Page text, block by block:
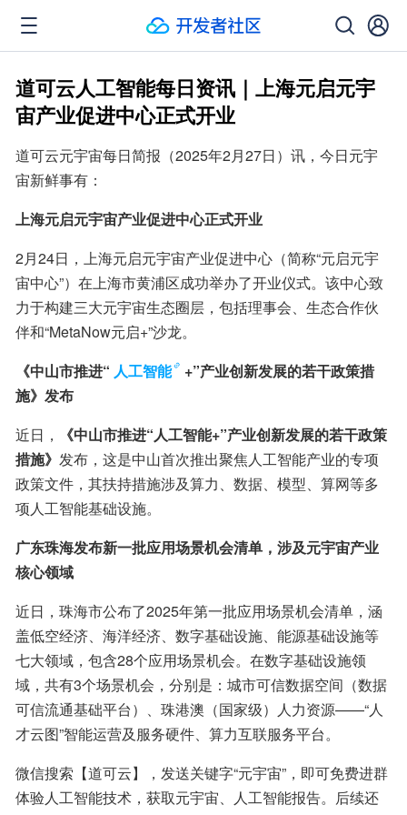
道可云人工智能每日资讯｜上海元启元宇
宙产业促进中心正式开业
道可云元宇宙每日简报（2025年2月27日）讯，今日元宇
宙新鲜事有：
上海元启元宇宙产业促进中心正式开业
2月24日，上海元启元宇宙产业促进中心（简称“元启元宇
宙中心”）在上海市黄浦区成功举办了开业仪式。该中心致
力于构建三大元宇宙生态圈层，包括理事会、生态合作伙
伴和“MetaNow元启+”沙龙。
《中山市推进“ 人工智能
+”产业创新发展的若干政策措
施》发布
近日，
《中山市推进“人工智能+”产业创新发展的若干政策
措施》 发布，这是中山首次推出聚焦人工智能产业的专项
政策文件，其扶持措施涉及算力、数据、模型、算网等多
项人工智能基础设施。
广东珠海发布新一批应用场景机会清单，涉及元宇宙产业
核心领域
近日，珠海市公布了2025年第一批应用场景机会清单，涵
盖低空经济、海洋经济、数字基础设施、能源基础设施等
七大领域，包含28个应用场景机会。在数字基础设施领
域，共有3个场景机会，分别是：城市可信数据空间（数据
可信流通基础平台）、珠港澳（国家级）人力资源——“人
才云图”智能运营及服务硬件、算力互联服务平台。
微信搜索【道可云】，发送关键字“元宇宙”，即可免费进群
体验人工智能技术，获取元宇宙、人工智能报告。后续还